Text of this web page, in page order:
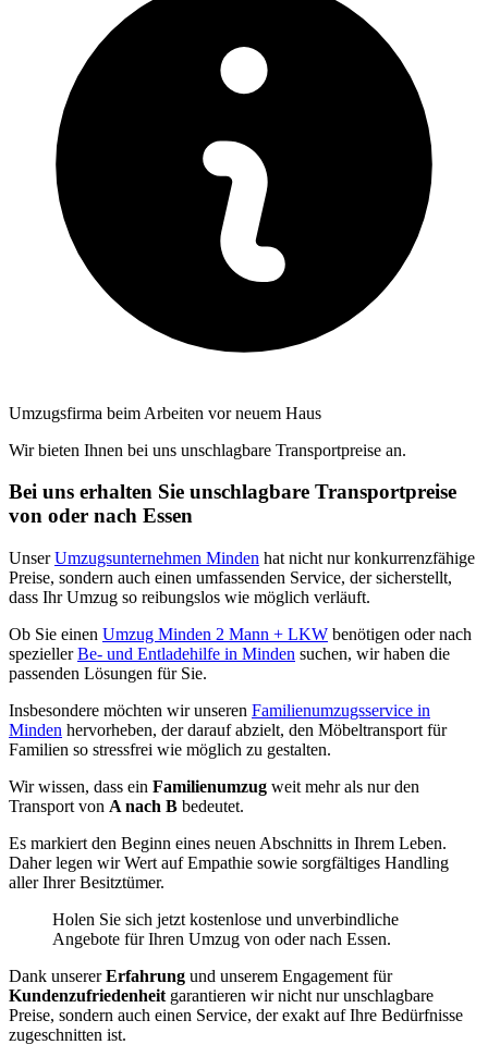
Umzugsfirma beim Arbeiten vor neuem Haus
Wir bieten Ihnen bei uns unschlagbare Transportpreise an.
Bei uns erhalten Sie unschlagbare Transportpreise
von oder nach Essen
UnserUmzugsunternehmen Minden hat nicht nur konkurrenzfähige
Preise, sondern auch einen umfassenden Service, der sicherstellt,
dass Ihr Umzug so reibungslos wie möglich verläuft.
Ob Sie einen Umzug Minden 2 Mann + LKW benötigen oder nach
speziellerBe- und Entladehilfe in Minden suchen, wir haben die
passenden Lösungen für Sie.
Insbesondere möchten wir unseren Familienumzugsservice in
Minden hervorheben, der darauf abzielt, den Möbeltransport für
Familien so stressfrei wie möglich zu gestalten.
Wir wissen, dass ein Familienumzug weit mehr als nur den
Transport von A nach B bedeutet.
Es markiert den Beginn eines neuen Abschnitts in Ihrem Leben.
Daher legen wir Wert auf Empathie sowie sorgfältiges Handling
aller Ihrer Besitztümer.
Holen Sie sich jetzt kostenlose und unverbindliche
Angebote für Ihren Umzug von oder nach Essen.
Dank unsererErfahrung und unserem Engagement für
Kundenzufriedenheit garantieren wir nicht nur unschlagbare
Preise, sondern auch einen Service, der exakt auf Ihre Bedürfnisse
zugeschnitten ist.